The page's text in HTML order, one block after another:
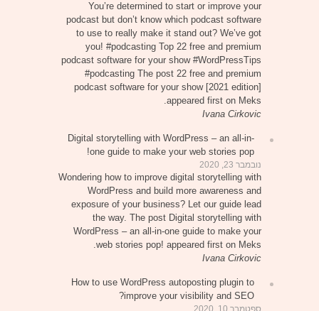
You’re determined to start or improve your
podcast but don’t know which podcast software
to use to really make it stand out? We’ve got
you! #podcasting Top 22 free and premium
podcast software for your show #WordPressTips
#podcasting The post 22 free and premium
podcast software for your show [2021 edition]
appeared first on Meks.
Ivana Cirkovic
Digital storytelling with WordPress – an all-in-
one guide to make your web stories pop!
נובמבר 23, 2020
Wondering how to improve digital storytelling with
WordPress and build more awareness and
exposure of your business? Let our guide lead
the way. The post Digital storytelling with
WordPress – an all-in-one guide to make your
web stories pop! appeared first on Meks.
Ivana Cirkovic
How to use WordPress autoposting plugin to
improve your visibility and SEO?
ספטמבר 10, 2020